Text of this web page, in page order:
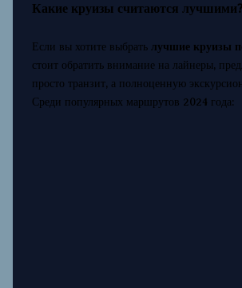
Какие круизы считаются лучшими?
Если вы хотите выбрать лучшие круизы
стоит обратить внимание на лайнеры,
просто транзит, а полноценную
Среди популярных маршрутов 2024 года: